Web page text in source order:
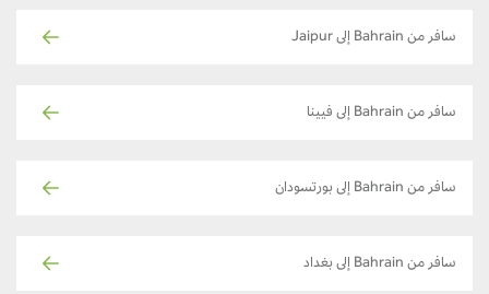
سافر من Bahrain إلى Jaipur
سافر من Bahrain إلى فيينا
سافر من Bahrain إلى بورتسودان
سافر من Bahrain إلى بغداد